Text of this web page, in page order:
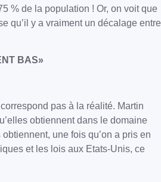
% de la population ! Or, on voit que
qu’il y a vraiment un décalage entre
BAS»
pas à la réalité. Martin
obtiennent dans le domaine
une fois qu’on a pris en
et les lois aux Etats-Unis, ce